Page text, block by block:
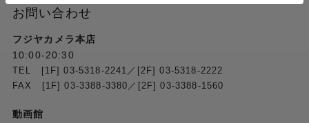
お問い合わせ
フジヤカメラ本店
10:00-20:30
TEL [1F] 03-5318-2241／[2F] 03-5318-2222
FAX [1F] 03-3388-3380／[2F] 03-3388-1560
動画館